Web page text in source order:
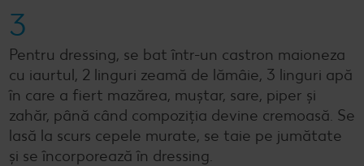
3
Pentru dressing, se bat într-un castron maioneza
cu iaurtul, 2 linguri zeamă de lămâie, 3 linguri apă
în care a fiert mazărea, muștar, sare, piper și
zahăr, până când compoziția devine cremoasă. Se
lasă la scurs cepele murate, se taie pe jumătate
și se încorporează în dressing.